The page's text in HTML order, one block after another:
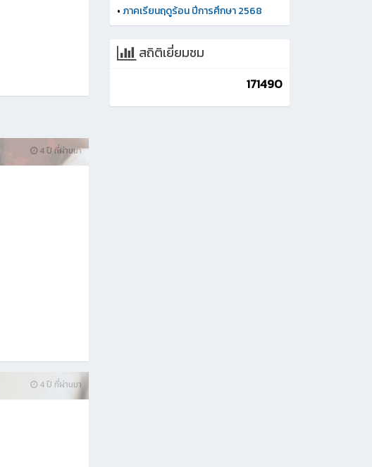
4 ปี ที่ผ่านมา
4 ปี ที่ผ่านมา
• ภาคเรียนฤดูร้อน ปีการศึกษา 2568
สถิติเยี่ยมชม
171490